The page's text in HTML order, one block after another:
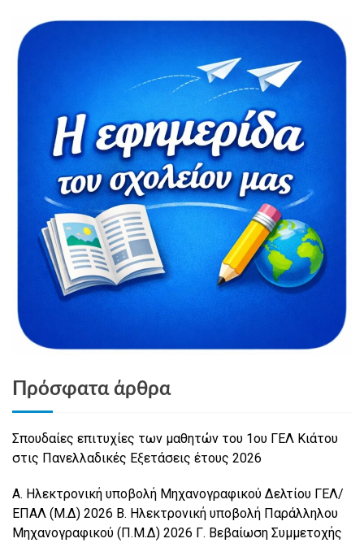
Πρόσφατα άρθρα
Σπουδαίες επιτυχίες των μαθητών του 1ου ΓΕΛ Κιάτου
στις Πανελλαδικές Εξετάσεις έτους 2026
Α. Ηλεκτρονική υποβολή Μηχανογραφικού Δελτίου ΓΕΛ/
ΕΠΑΛ (Μ.Δ) 2026 Β. Ηλεκτρονική υποβολή Παράλληλου
Μηχανογραφικού (Π.Μ.Δ) 2026 Γ. Βεβαίωση Συμμετοχής